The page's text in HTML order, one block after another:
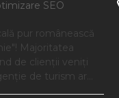
SEO
pur românească
Majoritatea
de clienţii veniţi
de turism ar…